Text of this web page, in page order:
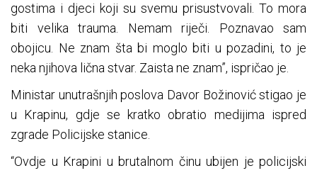
gostima i djeci koji su svemu prisustvovali. To mora
biti velika trauma. Nemam riječi. Poznavao sam
obojicu. Ne znam šta bi moglo biti u pozadini, to je
neka njihova lična stvar. Zaista ne znam”, ispričao je.
Ministar unutrašnjih poslova Davor Božinović stigao je
u Krapinu, gdje se kratko obratio medijima ispred
zgrade Policijske stanice.
“Ovdje u Krapini u brutalnom činu ubijen je policijski